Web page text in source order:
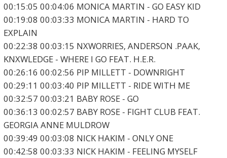
00:15:05 00:04:06 MONICA MARTIN - GO EASY KID
00:19:08 00:03:33 MONICA MARTIN - HARD TO
EXPLAIN
00:22:38 00:03:15 NXWORRIES, ANDERSON .PAAK,
KNXWLEDGE - WHERE I GO FEAT. H.E.R.
00:26:16 00:02:56 PIP MILLETT - DOWNRIGHT
00:29:11 00:03:40 PIP MILLETT - RIDE WITH ME
00:32:57 00:03:21 BABY ROSE - GO
00:36:13 00:02:57 BABY ROSE - FIGHT CLUB FEAT.
GEORGIA ANNE MULDROW
00:39:49 00:03:08 NICK HAKIM - ONLY ONE
00:42:58 00:03:33 NICK HAKIM - FEELING MYSELF